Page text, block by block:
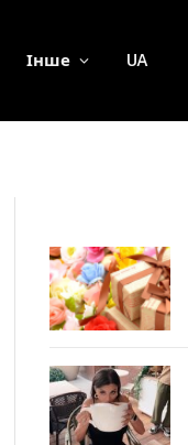
Інше UA